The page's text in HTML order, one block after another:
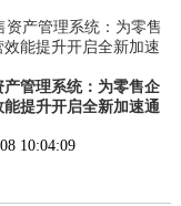
产管理系统：为零售企
能提升开启全新加速通
10:04:09